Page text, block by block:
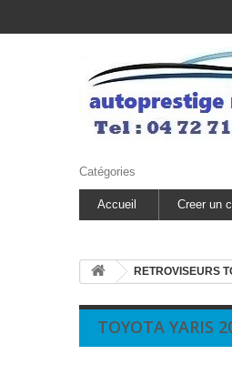
Catégories
Accueil Creer un
RETROVISEURS
TOYOTA YARIS